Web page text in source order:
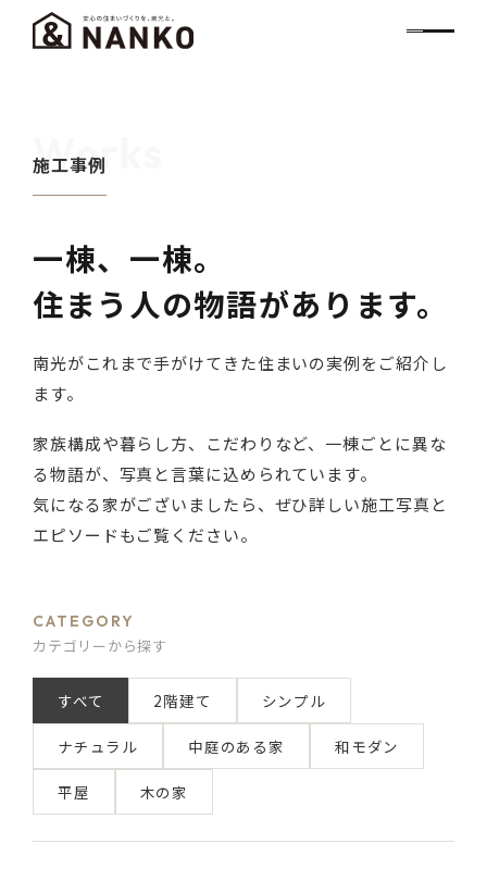
Works
施工事例
一棟、一棟。
住まう人の物語があります。
南光がこれまで手がけてきた住まいの実例をご紹介し
ます。
家族構成や暮らし方、こだわりなど、一棟ごとに異な
る物語が、写真と言葉に込められています。
気になる家がございましたら、ぜひ詳しい施工写真と
エピソードもご覧ください。
CATEGORY
カテゴリーから探す
すべて 2階建て シンプル
ナチュラル 中庭のある家 和モダン
平屋 木の家